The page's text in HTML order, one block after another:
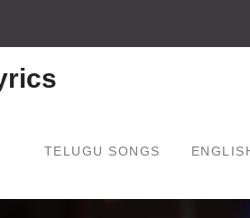
TELUGU SONGS